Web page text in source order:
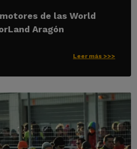
de las World
Aragón
Leer más >>>